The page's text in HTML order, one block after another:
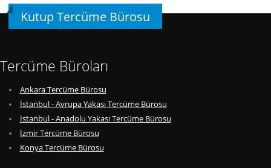
Kutup Tercüme Bürosu
Tercüme Büroları
Ankara Tercüme Bürosu
İstanbul - Avrupa Yakası Tercüme Bürosu
İstanbul - Anadolu Yakası Tercüme Bürosu
İzmir Tercüme Bürosu
Konya Tercüme Bürosu